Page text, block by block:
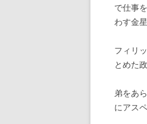
で仕事
わす金
フィリ
とめた
弟をあ
にアス